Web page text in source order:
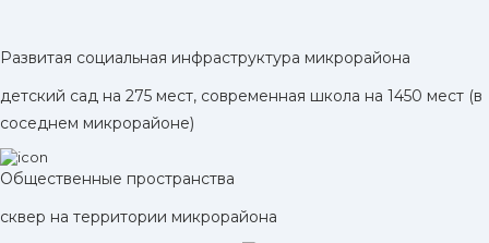
Развитая социальная инфраструктура микрорайона
детский сад на 275 мест, современная школа на 1450 мест (в
соседнем микрорайоне)
Общественные пространства
сквер на территории микрорайона